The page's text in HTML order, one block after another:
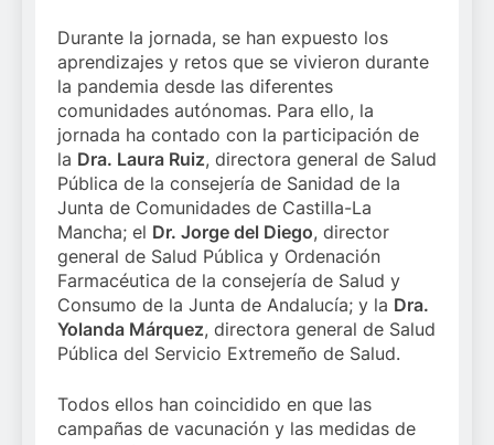
Durante la jornada, se han expuesto los
aprendizajes y retos que se vivieron durante
la pandemia desde las diferentes
comunidades autónomas. Para ello, la
jornada ha contado con la participación de
la Dra. Laura Ruiz, directora general de Salud
Pública de la consejería de Sanidad de la
Junta de Comunidades de Castilla-La
Mancha; el Dr. Jorge del Diego, director
general de Salud Pública y Ordenación
Farmacéutica de la consejería de Salud y
Consumo de la Junta de Andalucía; y la Dra.
Yolanda Márquez, directora general de Salud
Pública del Servicio Extremeño de Salud.
Todos ellos han coincidido en que las
campañas de vacunación y las medidas de